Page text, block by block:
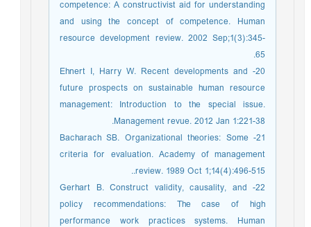
competence: A constructivist aid for understanding
and using the concept of competence. Human
resource development review. 2002 Sep;1(3):345-
65.
20- Ehnert I, Harry W. Recent developments and
future prospects on sustainable human resource
management: Introduction to the special issue.
Management revue. 2012 Jan 1:221-38.
21- Bacharach SB. Organizational theories: Some
criteria for evaluation. Academy of management
review. 1989 Oct 1;14(4):496-515..
22- Gerhart B. Construct validity, causality, and
policy recommendations: The case of high
performance work practices systems. Human